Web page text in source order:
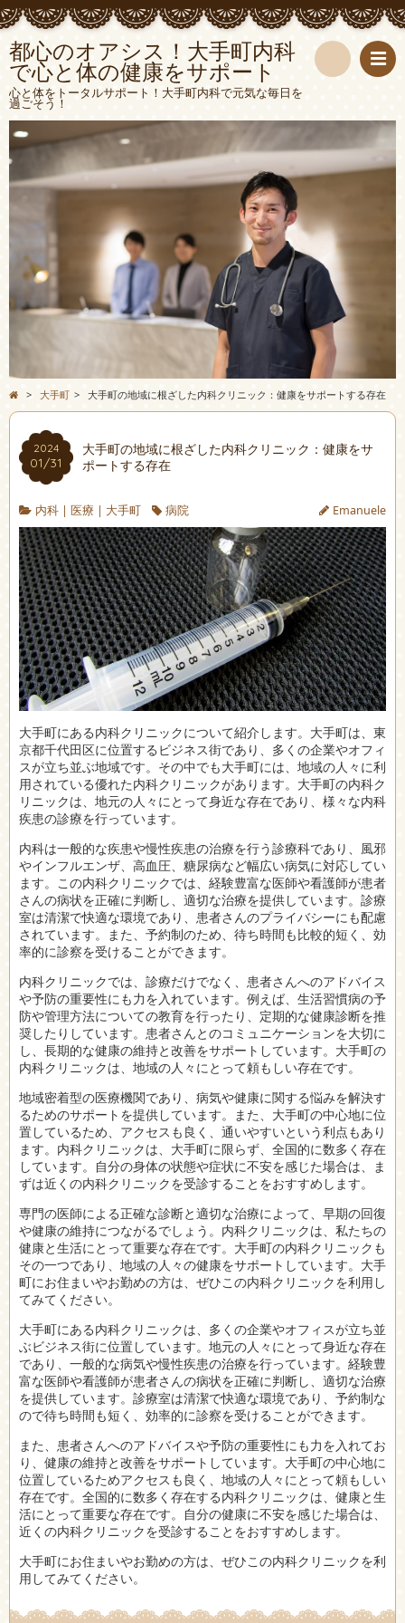
都心のオアシス！大手町内科
で心と体の健康をサポート
心と体をトータルサポート！大手町内科で元気な毎日を
過ごそう！
> 大手町 > 大手町の地域に根ざした内科クリニック：健康をサポートする存在
2024
01/31
大手町の地域に根ざした内科クリニック：健康をサ
ポートする存在
内科| 医療 | 大手町 病院 Emanuele
大手町にある内科クリニックについて紹介します。 大手町は、東
京都千代田区に位置するビジネス街であり、多くの企業やオフィ
スが立ち並ぶ地域です。その中でも大手町には、地域の人々に利
用されている優れた内科クリニックがあります。大手町の内科ク
リニックは、地元の人々にとって身近な存在であり、様々な内科
疾患の診療を行っています。
内科は一般的な疾患や慢性疾患の治療を行う診療科であり、風邪
やインフルエンザ、高血圧、糖尿病など幅広い病気に対応してい
ます。この内科クリニックでは、経験豊富な医師や看護師が患者
さんの病状を正確に判断し、適切な治療を提供しています。診療
室は清潔で快適な環境であり、患者さんのプライバシーにも配慮
されています。また、予約制のため、待ち時間も比較的短く、効
率的に診察を受けることができます。
内科クリニックでは、診療だけでなく、患者さんへのアドバイス
や予防の重要性にも力を入れています。例えば、生活習慣病の予
防や管理方法についての教育を行ったり、定期的な健康診断を推
奨したりしています。患者さんとのコミュニケーションを大切に
し、長期的な健康の維持と改善をサポートしています。大手町の
内科クリニックは、地域の人々にとって頼もしい存在です。
地域密着型の医療機関であり、病気や健康に関する悩みを解決す
るためのサポートを提供しています。また、大手町の中心地に位
置しているため、アクセスも良く、通いやすいという利点もあり
ます。内科クリニックは、大手町に限らず、全国的に数多く存在
しています。自分の身体の状態や症状に不安を感じた場合は、ま
ずは近くの内科クリニックを受診することをおすすめします。
専門の医師による正確な診断と適切な治療によって、早期の回復
や健康の維持につながるでしょう。内科クリニックは、私たちの
健康と生活にとって重要な存在です。大手町の内科クリニックも
その一つであり、地域の人々の健康をサポートしています。大手
町にお住まいやお勤めの方は、ぜひこの内科クリニックを利用し
てみてください。
大手町にある内科クリニックは、多くの企業やオフィスが立ち並
ぶビジネス街に位置しています。地元の人々にとって身近な存在
であり、一般的な病気や慢性疾患の治療を行っています。経験豊
富な医師や看護師が患者さんの病状を正確に判断し、適切な治療
を提供しています。診療室は清潔で快適な環境であり、予約制な
ので待ち時間も短く、効率的に診察を受けることができます。
また、患者さんへのアドバイスや予防の重要性にも力を入れてお
り、健康の維持と改善をサポートしています。大手町の中心地に
位置しているためアクセスも良く、地域の人々にとって頼もしい
存在です。全国的に数多く存在する内科クリニックは、健康と生
活にとって重要な存在です。自分の健康に不安を感じた場合は、
近くの内科クリニックを受診することをおすすめします。
大手町にお住まいやお勤めの方は、ぜひこの内科クリニックを利
用してみてください。